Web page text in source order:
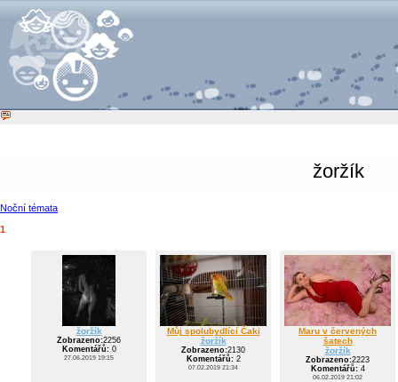
žoržík
Noční témata
1
žoržík
Zobrazeno:2256
Komentářů:0
27.06.2019 19:15
Můj spolubydlící Čaki
žoržík
Zobrazeno:2130
Komentářů:2
07.02.2019 21:34
Maru v červených
šatech
žoržík
Zobrazeno:2223
Komentářů:4
06.02.2019 21:02